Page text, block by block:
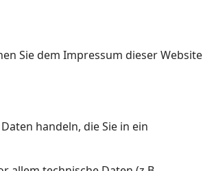
Sie dem Impressum dieser Website
handeln, die Sie in ein